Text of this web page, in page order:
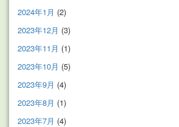
2024年1月 (2)
2023年12月 (3)
2023年11月 (1)
2023年10月 (5)
2023年9月 (4)
2023年8月 (1)
2023年7月 (4)